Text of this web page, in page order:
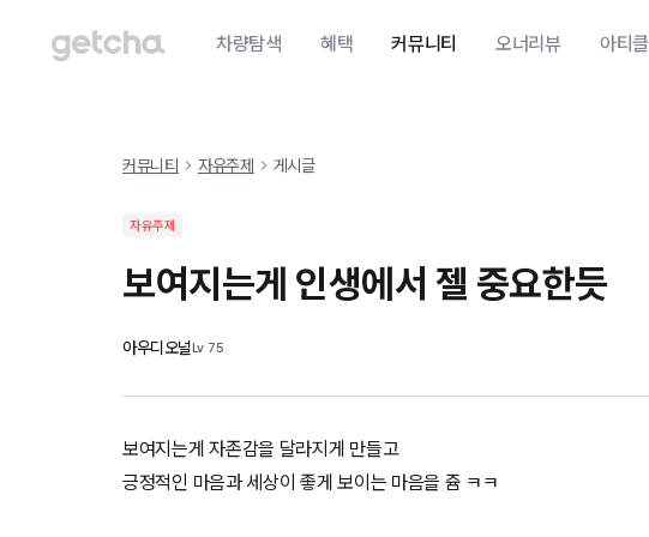
차량탐색 혜택 커뮤니티 오너리뷰 아티클
커뮤니티 자유주제 게시글
자유주제
보여지는게 인생에서 젤 중요한듯
아우디오널Lv 75
보여지는게 자존감을 달라지게 만들고
긍정적인 마음과 세상이 좋게 보이는 마음을 쥼 ㅋㅋ